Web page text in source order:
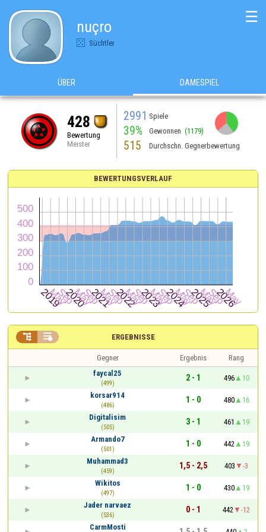
nuçro
Süchtler
☰
ÜBER DAMESPIEL
428
Bewertung
Meister
2991 Spiele
39% Gewonnen (1179)
515 Durchschn. Gegnerbewertung
BEWERTUNGSVERLAUF
ERGEBNISSE
 
Gegner Ergebnis
Rang
faycal25
(499)
2 - 1 496
10
korsar914
(486)
1 - 0 480
16
Digitalisim
(505)
3 - 1 461
19
Armando7
(501)
1 - 0 442
19
Muhammad3
(459)
1,5 - 2,5 403
-3
Wikitos
(497)
1 - 0 430
19
Jader narvaez
(536)
0 - 1 442
-12
CarmMosti